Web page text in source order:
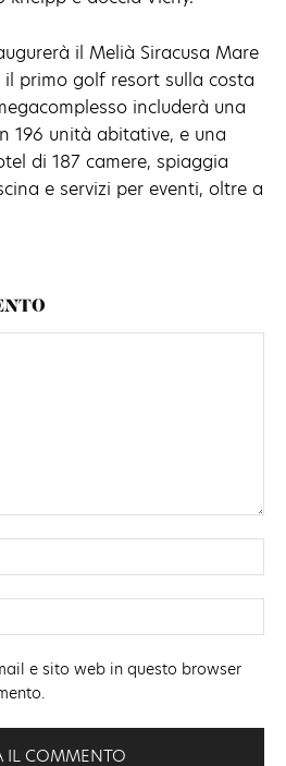
il Melià Siracusa Mare
primo golf resort sulla costa
includerà una
196 unità abitative, e una
di 187 camere, spiaggia
e servizi per eventi, oltre a
e sito web in questo browser